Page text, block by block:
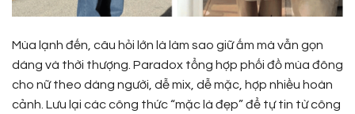
Mùa lạnh đến, câu hỏi lớn là làm sao giữ ấm mà vẫn gọn
dáng và thời thượng. Paradox tổng hợp phối đồ mùa đông
cho nữ theo dáng người, dễ mix, dễ mặc, hợp nhiều hoàn
cảnh. Lưu lại các công thức “mặc là đẹp” để tự tin từ công